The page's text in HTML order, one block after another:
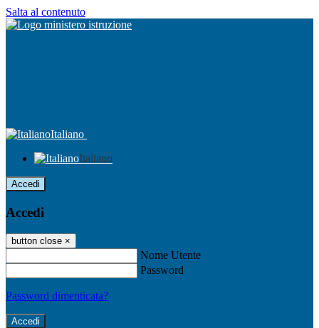
Salta al contenuto
Italiano
Italiano
Accedi
Accedi
button close ×
Nome Utente
Password
Password dimenticata?